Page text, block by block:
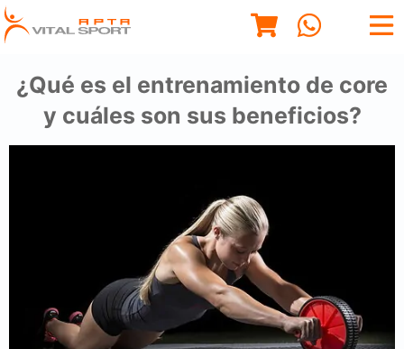
¿Qué es el entrenamiento de core
y cuáles son sus beneficios?